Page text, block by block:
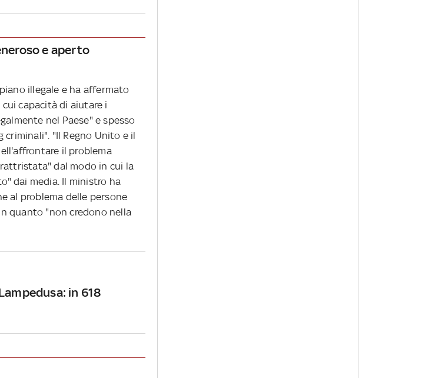
e aperto
illegale e ha affermato
capacità di aiutare i
nel Paese" e spesso
"Il Regno Unito e il
il problema
dal modo in cui la
dai media. Il ministro ha
al problema delle persone
quanto "non credono nella
in 618